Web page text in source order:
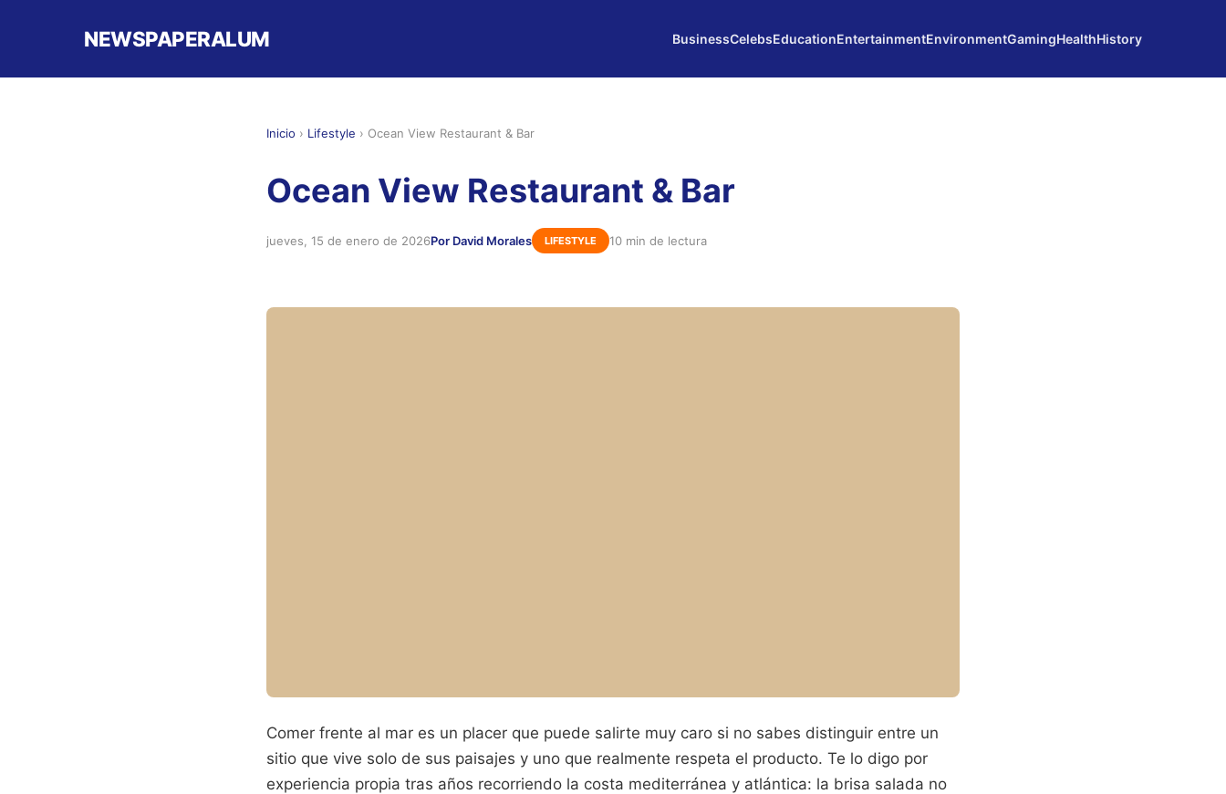
NEWSPAPERALUM BusinessCelebsEducationEntertainmentEnvironmentGamingHealthHistory
Inicio › Lifestyle › Ocean View Restaurant & Bar
Ocean View Restaurant & Bar
jueves, 15 de enero de 2026Por David Morales LIFESTYLE 10 min de lectura
Comer frente al mar es un placer que puede salirte muy caro si no sabes distinguir entre un
sitio que vive solo de sus paisajes y uno que realmente respeta el producto. Te lo digo por
experiencia propia tras años recorriendo la costa mediterránea y atlántica: la brisa salada no